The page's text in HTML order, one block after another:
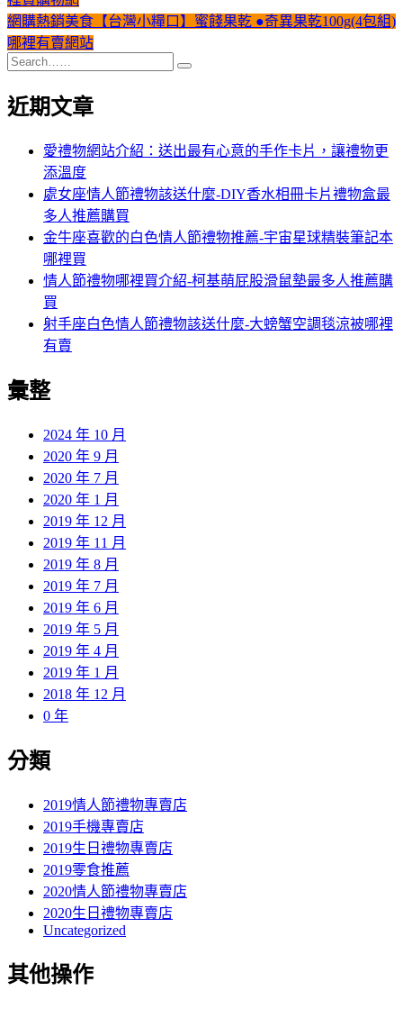
網購熱銷美食【台灣小糧口】蜜餞果乾 ●奇異果乾100g(4包組)
哪裡有賣網站
近期文章
愛禮物網站介紹：送出最有心意的手作卡片，讓禮物更
添溫度
處女座情人節禮物該送什麼-DIY香水相冊卡片禮物盒最
多人推薦購買
金牛座喜歡的白色情人節禮物推薦-宇宙星球精裝筆記本
哪裡買
情人節禮物哪裡買介紹-柯基萌屁股滑鼠墊最多人推薦購
買
射手座白色情人節禮物該送什麼-大螃蟹空調毯涼被哪裡
有賣
彙整
2024 年 10 月
2020 年 9 月
2020 年 7 月
2020 年 1 月
2019 年 12 月
2019 年 11 月
2019 年 8 月
2019 年 7 月
2019 年 6 月
2019 年 5 月
2019 年 4 月
2019 年 1 月
2018 年 12 月
0 年
分類
2019情人節禮物專賣店
2019手機專賣店
2019生日禮物專賣店
2019零食推薦
2020情人節禮物專賣店
2020生日禮物專賣店
Uncategorized
其他操作